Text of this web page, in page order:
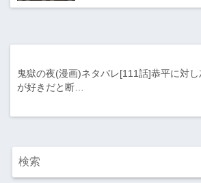
鬼獄の夜(漫画)ネタバレ[111話]恭平に対し
が好きだと断…